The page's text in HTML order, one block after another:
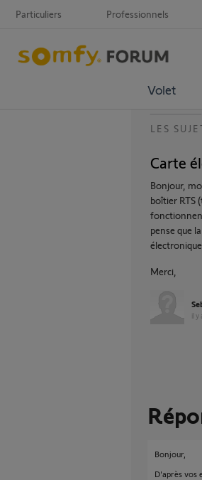
Particuliers Professionnels
Volet
LES
Carte
Bonjour,
boîtier RTS
pense que
Merci,
il
Bonjour,
D'après vos